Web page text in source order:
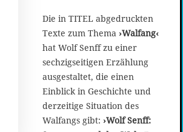
Die in TITEL abgedruckten
Texte zum Thema ›Walfang‹
hat Wolf Senff zu einer
sechzigseitigen Erzählung
ausgestaltet, die einen
Einblick in Geschichte und
derzeitige Situation des
Walfangs gibt: ›Wolf Senff: